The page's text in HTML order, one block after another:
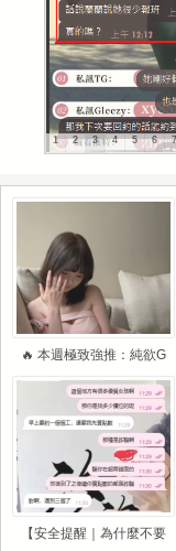
1 2 3 4 5 6 7
🔥 本週極致強推：純欲G
【安全提醒｜為什麼不要